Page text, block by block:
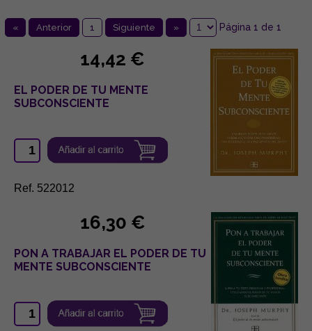
« Anterior 1 Siguiente » Página 1 de 1
14,42 €
EL PODER DE TU MENTE
SUBCONSCIENTE
Ref. 522012
16,30 €
PON A TRABAJAR EL PODER DE TU
MENTE SUBCONSCIENTE